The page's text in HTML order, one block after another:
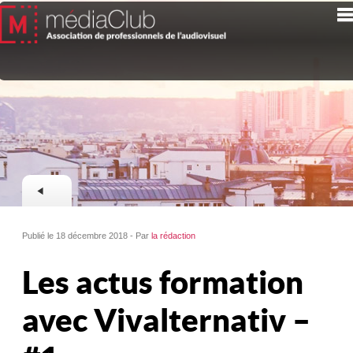
Publié le 18 décembre 2018 - Parla rédaction
Les actus formation
avec Vivalternativ –